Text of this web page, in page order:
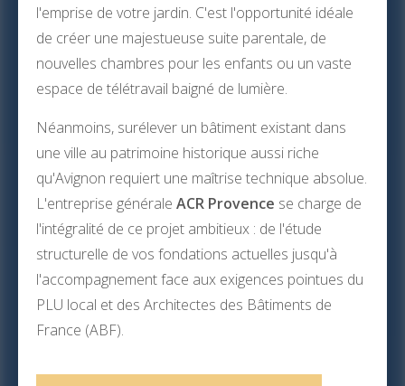
l'emprise de votre jardin. C'est l'opportunité idéale
de créer une majestueuse suite parentale, de
nouvelles chambres pour les enfants ou un vaste
espace de télétravail baigné de lumière.
Néanmoins, surélever un bâtiment existant dans
une ville au patrimoine historique aussi riche
qu'Avignon requiert une maîtrise technique absolue.
L'entreprise générale ACR Provence se charge de
l'intégralité de ce projet ambitieux : de l'étude
structurelle de vos fondations actuelles jusqu'à
l'accompagnement face aux exigences pointues du
PLU local et des Architectes des Bâtiments de
France (ABF).